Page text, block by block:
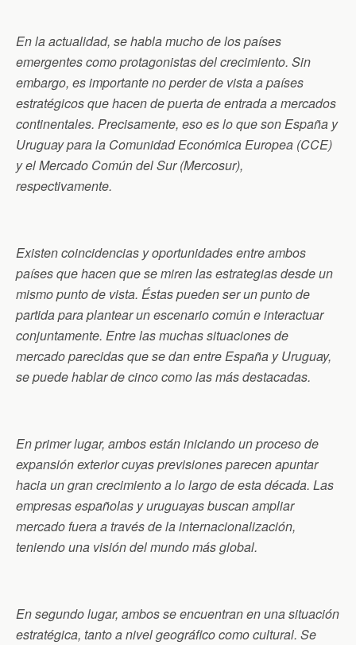
En la actualidad, se habla mucho de los países
emergentes como protagonistas del crecimiento. Sin
embargo, es importante no perder de vista a países
estratégicos que hacen de puerta de entrada a mercados
continentales. Precisamente, eso es lo que son España y
Uruguay para la Comunidad Económica Europea (CCE)
y el Mercado Común del Sur (Mercosur),
respectivamente.
Existen coincidencias y oportunidades entre ambos
países que hacen que se miren las estrategias desde un
mismo punto de vista. Éstas pueden ser un punto de
partida para plantear un escenario común e interactuar
conjuntamente. Entre las muchas situaciones de
mercado parecidas que se dan entre España y Uruguay,
se puede hablar de cinco como las más destacadas.
En primer lugar, ambos están iniciando un proceso de
expansión exterior cuyas previsiones parecen apuntar
hacia un gran crecimiento a lo largo de esta década. Las
empresas españolas y uruguayas buscan ampliar
mercado fuera a través de la internacionalización,
teniendo una visión del mundo más global.
En segundo lugar, ambos se encuentran en una situación
estratégica, tanto a nivel geográfico como cultural. Se